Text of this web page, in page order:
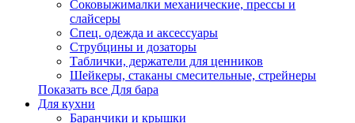
Соковыжималки механические, прессы и
слайсеры
Спец. одежда и аксессуары
Струбцины и дозаторы
Таблички, держатели для ценников
Шейкеры, стаканы смесительные, стрейнеры
Показать все Для бара
Для кухни
Баранчики и крышки